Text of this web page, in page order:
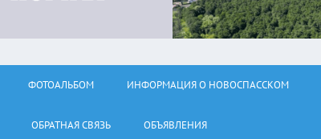
ФОТОАЛЬБОМ ИНФОРМАЦИЯ О НОВОСПАССКОМ
ОБРАТНАЯ СВЯЗЬ ОБЪЯВЛЕНИЯ